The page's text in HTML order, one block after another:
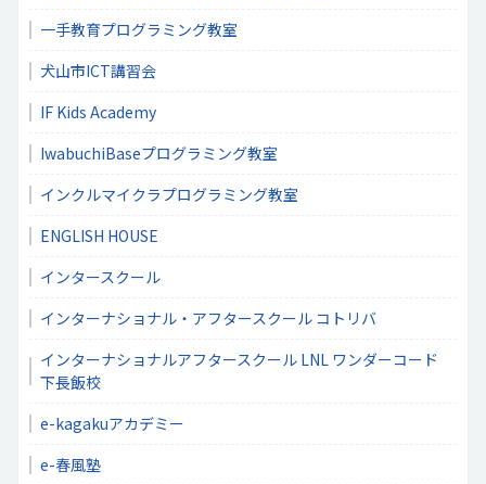
一手教育プログラミング教室
犬山市ICT講習会
IF Kids Academy
IwabuchiBaseプログラミング教室
インクルマイクラプログラミング教室
ENGLISH HOUSE
インタースクール
インターナショナル・アフタースクール コトリバ
インターナショナルアフタースクール LNL ワンダーコード
下長飯校
e-kagakuアカデミー
e-春風塾